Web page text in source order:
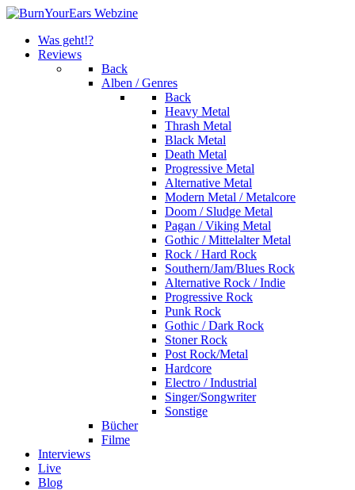
Was geht!?
Reviews
Back
Alben / Genres
Back
Heavy Metal
Thrash Metal
Black Metal
Death Metal
Progressive Metal
Alternative Metal
Modern Metal / Metalcore
Doom / Sludge Metal
Pagan / Viking Metal
Gothic / Mittelalter Metal
Rock / Hard Rock
Southern/Jam/Blues Rock
Alternative Rock / Indie
Progressive Rock
Punk Rock
Gothic / Dark Rock
Stoner Rock
Post Rock/Metal
Hardcore
Electro / Industrial
Singer/Songwriter
Sonstige
Bücher
Filme
Interviews
Live
Blog